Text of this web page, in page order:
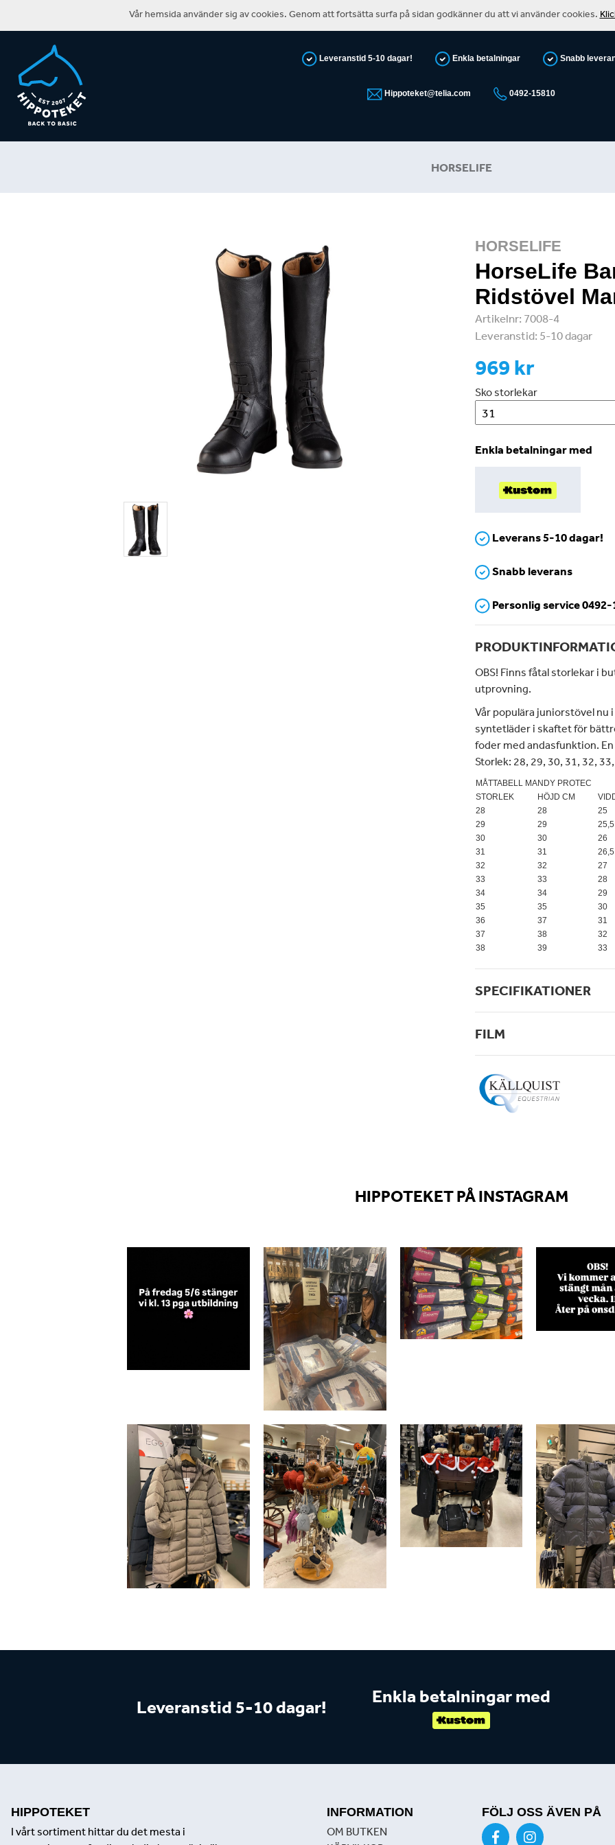
Leveranstid 5-10 dagar! Enkla betalningar Snabb
Hippoteket@telia.com 0492-15810
HORSELIFE
HORSELIFE
HorseLife
Ridstövel
Artikelnr: 7008-4
Leveranstid: 5-10 dagar
969 kr
Sko storlekar
Enkla betalningar med
Leverans 5-10 dagar!
Snabb leverans
Personlig service 0492-
OBS! Finns fåtal storlekar i
utprovning.
Vår populära juniorstövel
syntetläder i skaftet för
foder med andasfunktion.
Storlek: 28, 29, 30, 31, 32,
MÅTTABELL MANDY PROTEC
STORLEK
HÖJD CM
28
28
25
29
29
25,5
30
30
26
31
31
26,5
32
32
27
33
33
28
34
34
29
35
35
30
36
37
31
37
38
32
38
39 33
SPECIFIKATIONER
FILM
HIPPOTEKET PÅ INSTAGRAM
Leveranstid 5-10 dagar!
Enkla betalningar med
HIPPOTEKET
I vårt sortiment hittar du det mesta i
INFORMATION
OM BUTKEN
FÖLJ OSS ÄVEN PÅ
Vår hemsida använder sig av cookies. Genom att fortsätta surfa på sidan godkänner du att vi använder cookies.